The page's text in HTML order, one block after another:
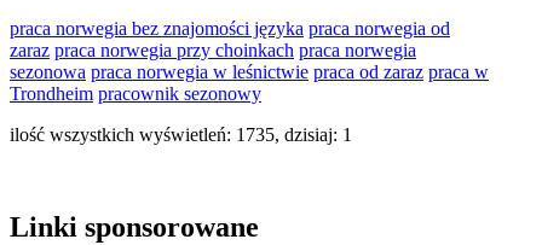
praca norwegia bez znajomości języka praca norwegia od
zaraz praca norwegia przy choinkach praca norwegia
sezonowa praca norwegia w leśnictwie praca od zaraz praca w
Trondheim pracownik sezonowy
ilość wszystkich wyświetleń: 1735, dzisiaj: 1
Linki sponsorowane